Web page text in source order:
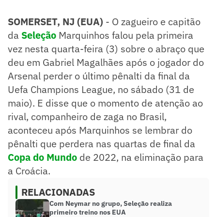
SOMERSET, NJ (EUA) - O zagueiro e capitão
da Seleção Marquinhos falou pela primeira
vez nesta quarta-feira (3) sobre o abraço que
deu em Gabriel Magalhães após o jogador do
Arsenal perder o último pênalti da final da
Uefa Champions League, no sábado (31 de
maio). E disse que o momento de atenção ao
rival, companheiro de zaga no Brasil,
aconteceu após Marquinhos se lembrar do
pênalti que perdera nas quartas de final da
Copa do Mundo de 2022, na eliminação para
a Croácia.
RELACIONADAS
Com Neymar no grupo, Seleção realiza
primeiro treino nos EUA